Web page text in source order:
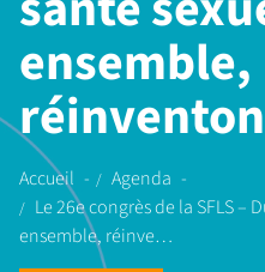
ensemble,
Accueil
Agenda
Le 26e congrès de la SFLS –
ensemble, réinve…